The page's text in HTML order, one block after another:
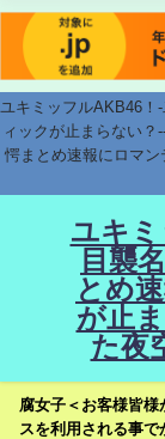
ユキミッフルAKB46！
ィックが止まらない
愕まとめ速報にロマ
ユキ
目襲
とめ
が止
た夜
腐女子＜お客様皆
スを利用される事